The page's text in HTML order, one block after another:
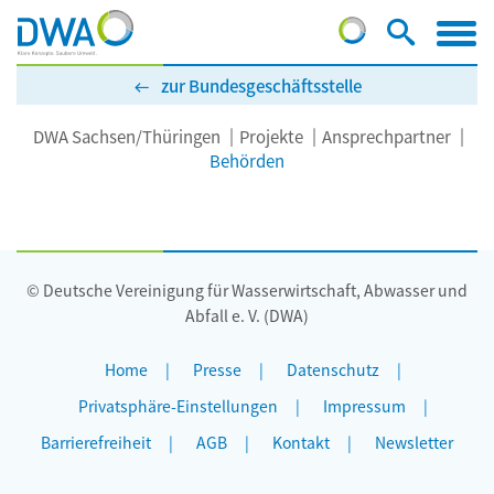
zur Bundesgeschäftsstelle
DWA Sachsen/Thüringen Projekte
Ansprechpartner
Behörden
© Deutsche Vereinigung für Wasserwirtschaft, Abwasser und
Abfall e. V. (DWA)
Home Presse
Datenschutz
Privatsphäre-Einstellungen
Impressum
Barrierefreiheit
AGB Kontakt Newsletter